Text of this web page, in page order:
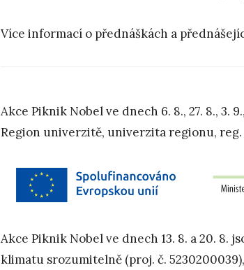
Více informací o přednáškách a
Akce Piknik Nobel ve dnech 6. 8., 27. 8., 3.
Region univerzitě, univerzita regionu,
Akce Piknik Nobel ve dnech 13. 8. a 20. 8.
klimatu srozumitelně (proj. č.